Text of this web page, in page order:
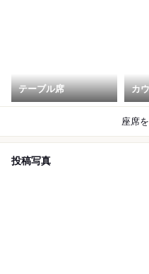
テーブル席 カ
座席
投稿写真